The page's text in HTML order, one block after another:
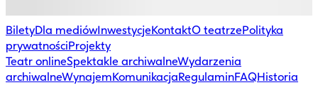
BiletyDla mediówInwestycjeKontaktO teatrzePolityka
prywatnościProjekty
Teatr onlineSpektakle archiwalneWydarzenia
archiwalneWynajemKomunikacjaRegulaminFAQHistoria